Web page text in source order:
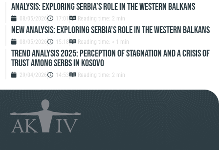
Analysis: Exploring Serbia’s role in the Western Balkans
08/05/2026 17:01 Reading time: 2 min
New Analysis: Exploring Serbia’s role in the Western Balkans
08/05/2026 15:18 Reading time: < 1 min
TREND ANALYSIS 2025: PERCEPTION OF STAGNATION AND A CRISIS OF
TRUST AMONG SERBS IN KOSOVO
29/04/2026 14:53 Reading time: 2 min